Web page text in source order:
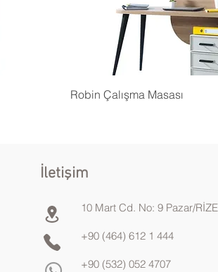
Robin Çalışma Masası
İletişim
10 Mart Cd. No: 9 Pazar/RİZE
+90 (464) 612 1 444
+90 (532) 052 4707